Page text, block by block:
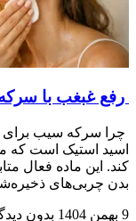
رفع غبغب با سرکه
چرا سرکه سیب
اسید استیک است که
کند. این ماده فعال
بدن چربی‌های
9 بهمن 1404 بدون